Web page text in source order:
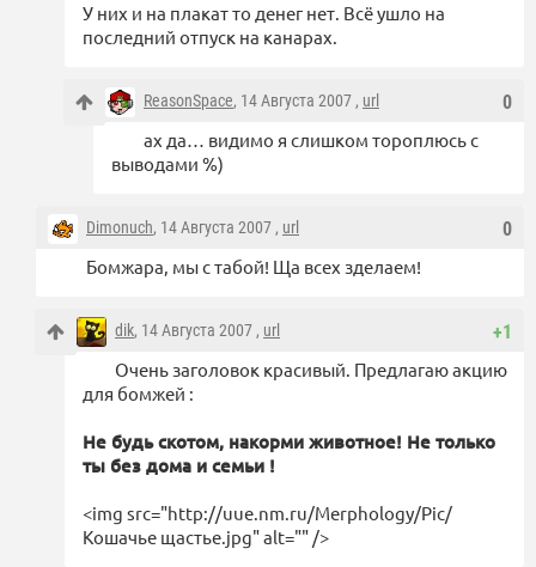
У них и на плакат то денег нет. Всё ушло на
последний отпуск на канарах.
0
ReasonSpace, 14 Августа 2007 , url
ах да… видимо я слишком тороплюсь с
выводами %)
0
Dimonuch, 14 Августа 2007 , url
Бомжара, мы с табой! Ща всех зделаем!
+1
dik, 14 Августа 2007 , url
Очень заголовок красивый. Предлагаю акцию
для бомжей :
Не будь скотом, накорми животное! Не только
ты без дома и семьи !
<img src="http://uue.nm.ru/Merphology/Pic/
Кошачье щастье.jpg" alt="" />